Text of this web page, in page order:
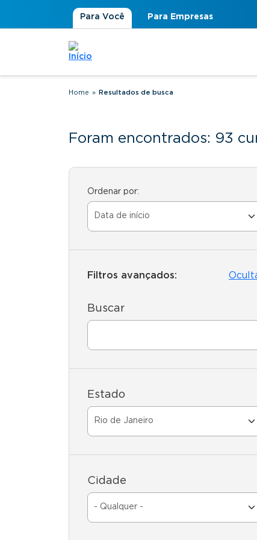
Para Você Para Empresas
Você está aqui
Home » Resultados de busca
Foram encontrados: 93
Ordenar por:
Filtros avançados:
Buscar
Estado
Cidade